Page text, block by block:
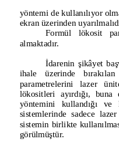
yöntemi de kullanılıyor
ekran üzerinden
Formül lökosit
almaktadır.
İdarenin şikâyet
ihale üzerinde
parametrelerini lazer
lökositleri ayırdığı,
yöntemini kullandığı
sistemlerinde sadece
sistemin birlikte
görülmüştür.